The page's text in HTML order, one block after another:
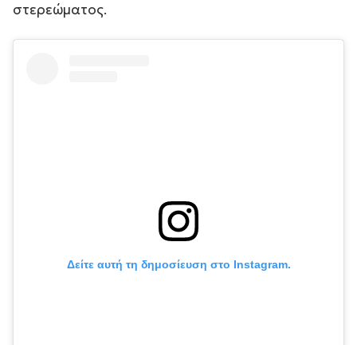
στερεώματος.
Δείτε αυτή τη δημοσίευση στο Instagram.